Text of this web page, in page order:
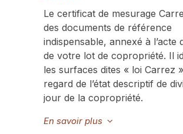
Le certificat de mesurage
des documents de référence
indispensable, annexé à l’acte
de votre lot de copropriété. Il
les surfaces dites « loi Carrez
regard de l’état descriptif de
jour de la copropriété.
En savoir plus